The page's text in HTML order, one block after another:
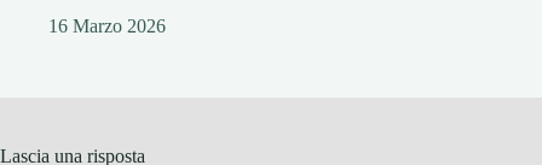
16 Marzo 2026
Lascia una risposta